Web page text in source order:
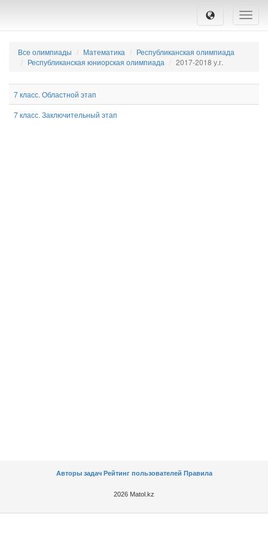
Toggle
Все олимпиады Математика
Республиканская олимпиада
Республиканская юниорская олимпиада
2017-2018 у.г.
7 класс. Областной этап
7 класс. Заключительный этап
Авторы задач Рейтинг пользователей Правила
2026 Matol.kz